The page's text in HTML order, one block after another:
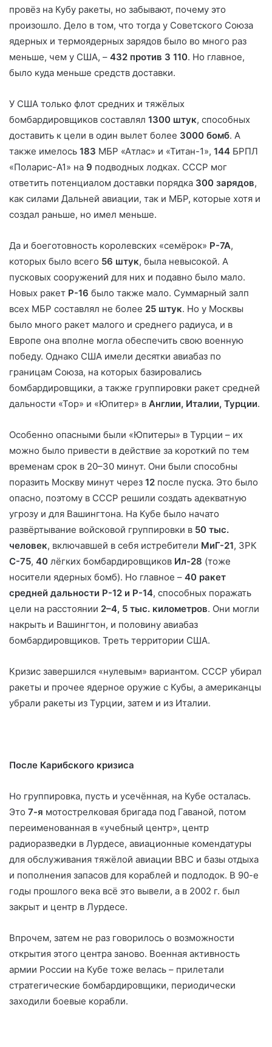
провёз на Кубу ракеты, но забывают, почему это
произошло. Дело в том, что тогда у Советского Союза
ядерных и термоядерных зарядов было во много раз
меньше, чем у США, – 432 против 3 110. Но главное,
было куда меньше средств доставки.
У США только флот средних и тяжёлых
бомбардировщиков составлял 1300 штук, способных
доставить к цели в один вылет более 3000 бомб. А
также имелось 183 МБР «Атлас» и «Титан-1», 144 БРПЛ
«Поларис-А1» на 9 подводных лодках. СССР мог
ответить потенциалом доставки порядка 300 зарядов,
как силами Дальней авиации, так и МБР, которые хотя и
создал раньше, но имел меньше.
Да и боеготовность королевских «семёрок» Р-7А,
которых было всего 56 штук, была невысокой. А
пусковых сооружений для них и подавно было мало.
Новых ракет Р-16 было также мало. Суммарный залп
всех МБР составлял не более 25 штук. Но у Москвы
было много ракет малого и среднего радиуса, и в
Европе она вполне могла обеспечить свою военную
победу. Однако США имели десятки авиабаз по
границам Союза, на которых базировались
бомбардировщики, а также группировки ракет средней
дальности «Тор» и «Юпитер» в Англии, Италии, Турции.
Особенно опасными были «Юпитеры» в Турции – их
можно было привести в действие за короткий по тем
временам срок в 20–30 минут. Они были способны
поразить Москву минут через 12 после пуска. Это было
опасно, поэтому в СССР решили создать адекватную
угрозу и для Вашингтона. На Кубе было начато
развёртывание войсковой группировки в 50 тыс.
человек, включавшей в себя истребители МиГ-21, ЗРК
С-75, 40 лёгких бомбардировщиков Ил-28 (тоже
носители ядерных бомб). Но главное – 40 ракет
средней дальности Р-12 и Р-14, способных поражать
цели на расстоянии 2–4, 5 тыс. километров. Они могли
накрыть и Вашингтон, и половину авиабаз
бомбардировщиков. Треть территории США.
Кризис завершился «нулевым» вариантом. СССР убирал
ракеты и прочее ядерное оружие с Кубы, а американцы
убрали ракеты из Турции, затем и из Италии.
После Карибского кризиса
Но группировка, пусть и усечённая, на Кубе осталась.
Это 7-я мотострелковая бригада под Гаваной, потом
переименованная в «учебный центр», центр
радиоразведки в Лурдесе, авиационные комендатуры
для обслуживания тяжёлой авиации ВВС и базы отдыха
и пополнения запасов для кораблей и подлодок. В 90-е
годы прошлого века всё это вывели, а в 2002 г. был
закрыт и центр в Лурдесе.
Впрочем, затем не раз говорилось о возможности
открытия этого центра заново. Военная активность
армии России на Кубе тоже велась – прилетали
стратегические бомбардировщики, периодически
заходили боевые корабли.